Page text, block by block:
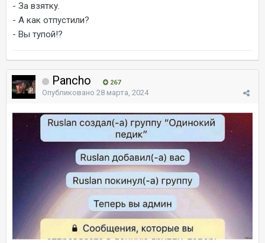
- За взятку.
- А как отпустили?
- Вы тупой!?
Pancho 267
Опубликовано 28 марта, 2024